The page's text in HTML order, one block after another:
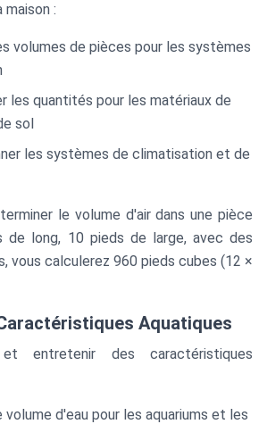
:
volumes de pièces pour les systèmes
les quantités pour les matériaux de
sol
les systèmes de climatisation et de
le volume d'air dans une pièce
de long, 10 pieds de large, avec des
vous calculerez 960 pieds cubes (12 ×
Aquatiques
entretenir des caractéristiques
volume d'eau pour les aquariums et les